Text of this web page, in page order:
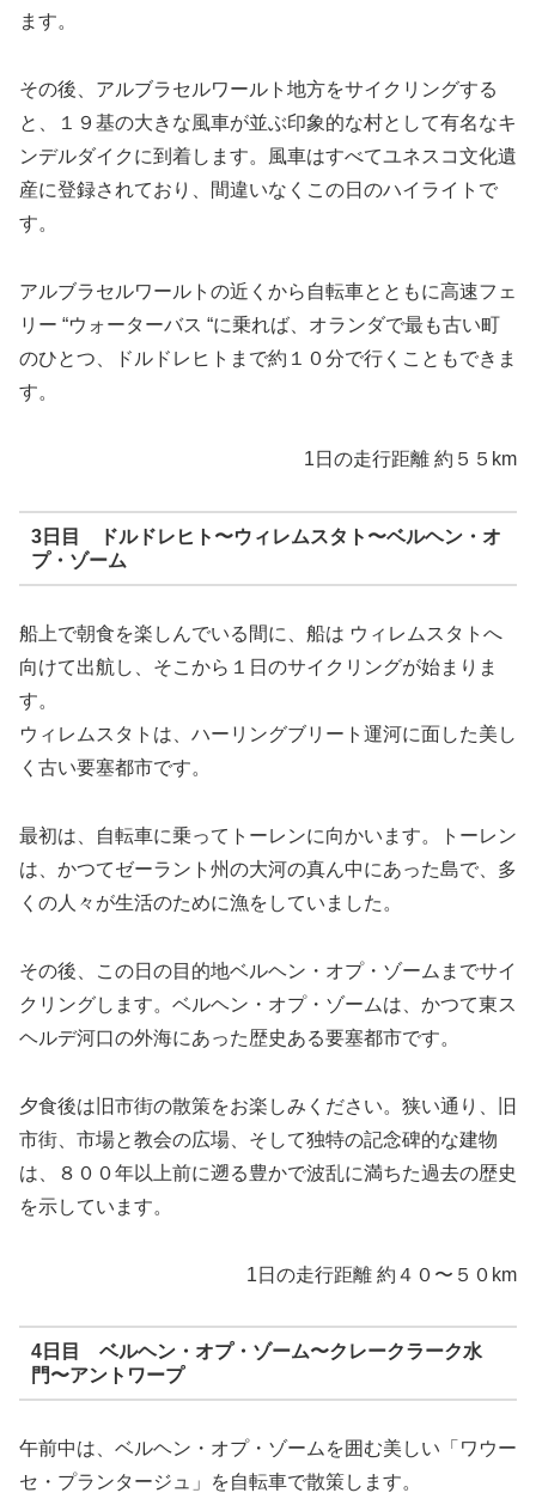
ます。
その後、アルブラセルワールト 地方をサイクリングする
と、１９基の大きな風車が並ぶ印象的な村として有名なキ
ンデルダイク に到着します。風車はすべてユネスコ文化遺
産に登録されており、間違いなくこの日のハイライトで
す。
アルブラセルワールト の近くから自転車とともに高速フェ
リー “ウォーターバス “に乗れば、オランダで最も古い町
のひとつ、ドルドレヒト まで約１０分で行くこともできま
す。
1日の走行距離 約５５km
3日目 ドルドレヒト 〜ウィレムスタト 〜ベルヘン・オ
プ・ゾーム
船上で朝食を楽しんでいる間に、船は ウィレムスタト へ
向けて出航し、そこから１日のサイクリングが始まりま
す。
ウィレムスタト は、ハーリングブリート 運河に面した美し
く古い要塞都市です。
最初は、自転車に乗ってトーレンに向かいます。トーレン
は、かつてゼーラント 州の大河の真ん中にあった島で、多
くの人々が生活のために漁をしていました。
その後、この日の目的地ベルヘン・オプ・ゾーム までサイ
クリングします。ベルヘン・オプ・ゾームは、かつて東ス
ヘルデ河口の外海にあった歴史ある要塞都市です。
夕食後は旧市街の散策をお楽しみください。狭い通り、旧
市街、市場と教会の広場、そして独特の記念碑的な建物
は、８００年以上前に遡る豊かで波乱に満ちた過去の歴史
を示しています。
1日の走行距離 約４０〜５０km
4日目 ベルヘン・オプ・ゾーム〜クレークラーク水
門〜アントワープ
午前中は、ベルヘン・オプ・ゾーム を囲む美しい「ワウー
セ・プランタージュ
」を自転車で散策します。